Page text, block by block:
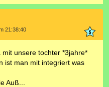
21:38:40
unsere tochter *3jahre*
ist man mit integriert was
Auß...